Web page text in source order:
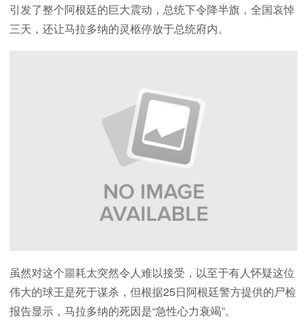
引发了整个阿根廷的巨大震动，总统下令降半旗，全国哀悼
三天，还让马拉多纳的灵柩停放于总统府内。
虽然对这个噩耗太突然令人难以接受，以至于有人怀疑这位
伟大的球王是死于谋杀，但根据25日阿根廷警方提供的尸检
报告显示，马拉多纳的死因是“急性心力衰竭”。